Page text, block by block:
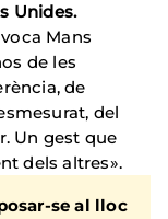
Unides.
Mans
de les
de
del
Un gest que
dels altres».
se al lloc